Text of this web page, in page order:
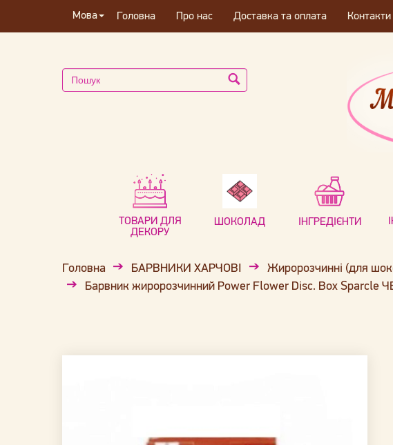
Мова Головна Про нас Доставка та оплата Контакти
ТОВАРИ ДЛЯ
ДЕКОРУ
ШОКОЛАД ІНГРЕДІЄНТИ
Головна БАРВНИКИ ХАРЧОВІ Жиророзчинні (для
Барвник жиророзчинний Power Flower Disc. Box Sparcle